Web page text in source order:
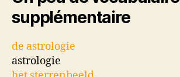
supplémentaire
de astrologie
astrologie